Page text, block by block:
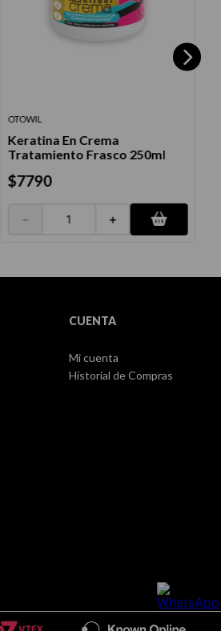
OTOWIL
Keratina En Crema
Tratamiento Frasco 250ml
$7790
＋
－
CUENTA
Mi cuenta
Historial de Compras